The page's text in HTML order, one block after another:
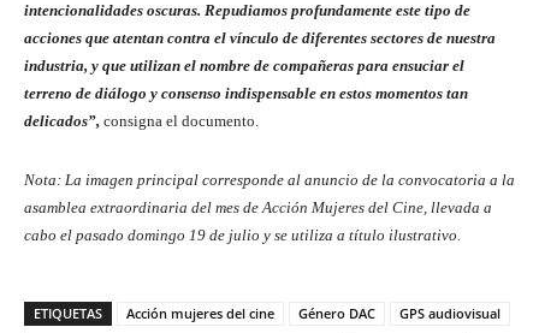
intencionalidades oscuras. Repudiamos profundamente este tipo de
acciones que atentan contra el vínculo de diferentes sectores de nuestra
industria, y que utilizan el nombre de compañeras para ensuciar el
terreno de diálogo y consenso indispensable en estos momentos tan
delicados”, consigna el documento.
Nota: La imagen principal corresponde al anuncio de la convocatoria a la
asamblea extraordinaria del mes de Acción Mujeres del Cine, llevada a
cabo el pasado domingo 19 de julio y se utiliza a título ilustrativo.
ETIQUETAS Acción mujeres del cine Género DAC
GPS audiovisual